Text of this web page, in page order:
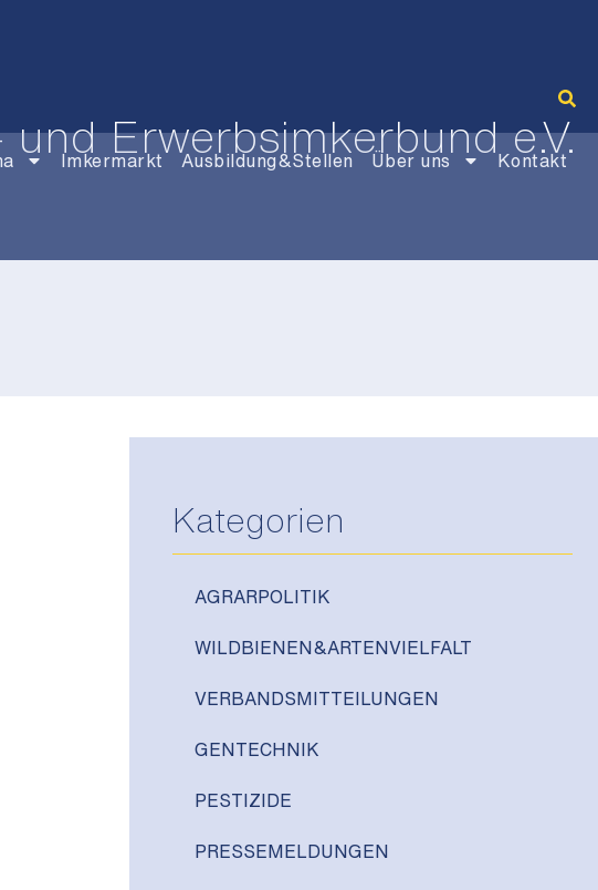
Erwerbsimkerbund e.V.
Imkermarkt Ausbildung&Stellen Über uns Kontakt
Kategorien
AGRARPOLITIK
WILDBIENEN&ARTENVIELFALT
VERBANDSMITTEILUNGEN
GENTECHNIK
PESTIZIDE
PRESSEMELDUNGEN